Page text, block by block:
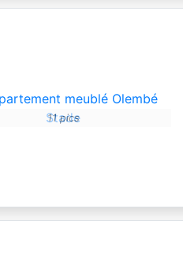
11 pics